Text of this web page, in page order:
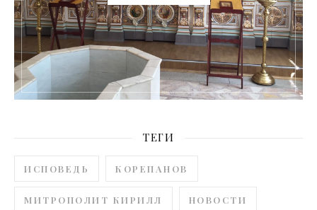
ТЕГИ
ИСПОВЕДЬ КОРЕПАНОВ
МИТРОПОЛИТ КИРИЛЛ НОВОСТИ